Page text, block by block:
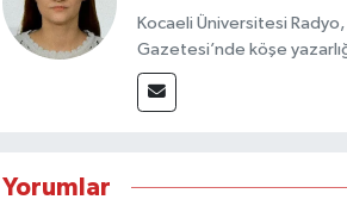
Kocaeli Üniversitesi
Gazetesi’nde köşe
Yorumlar